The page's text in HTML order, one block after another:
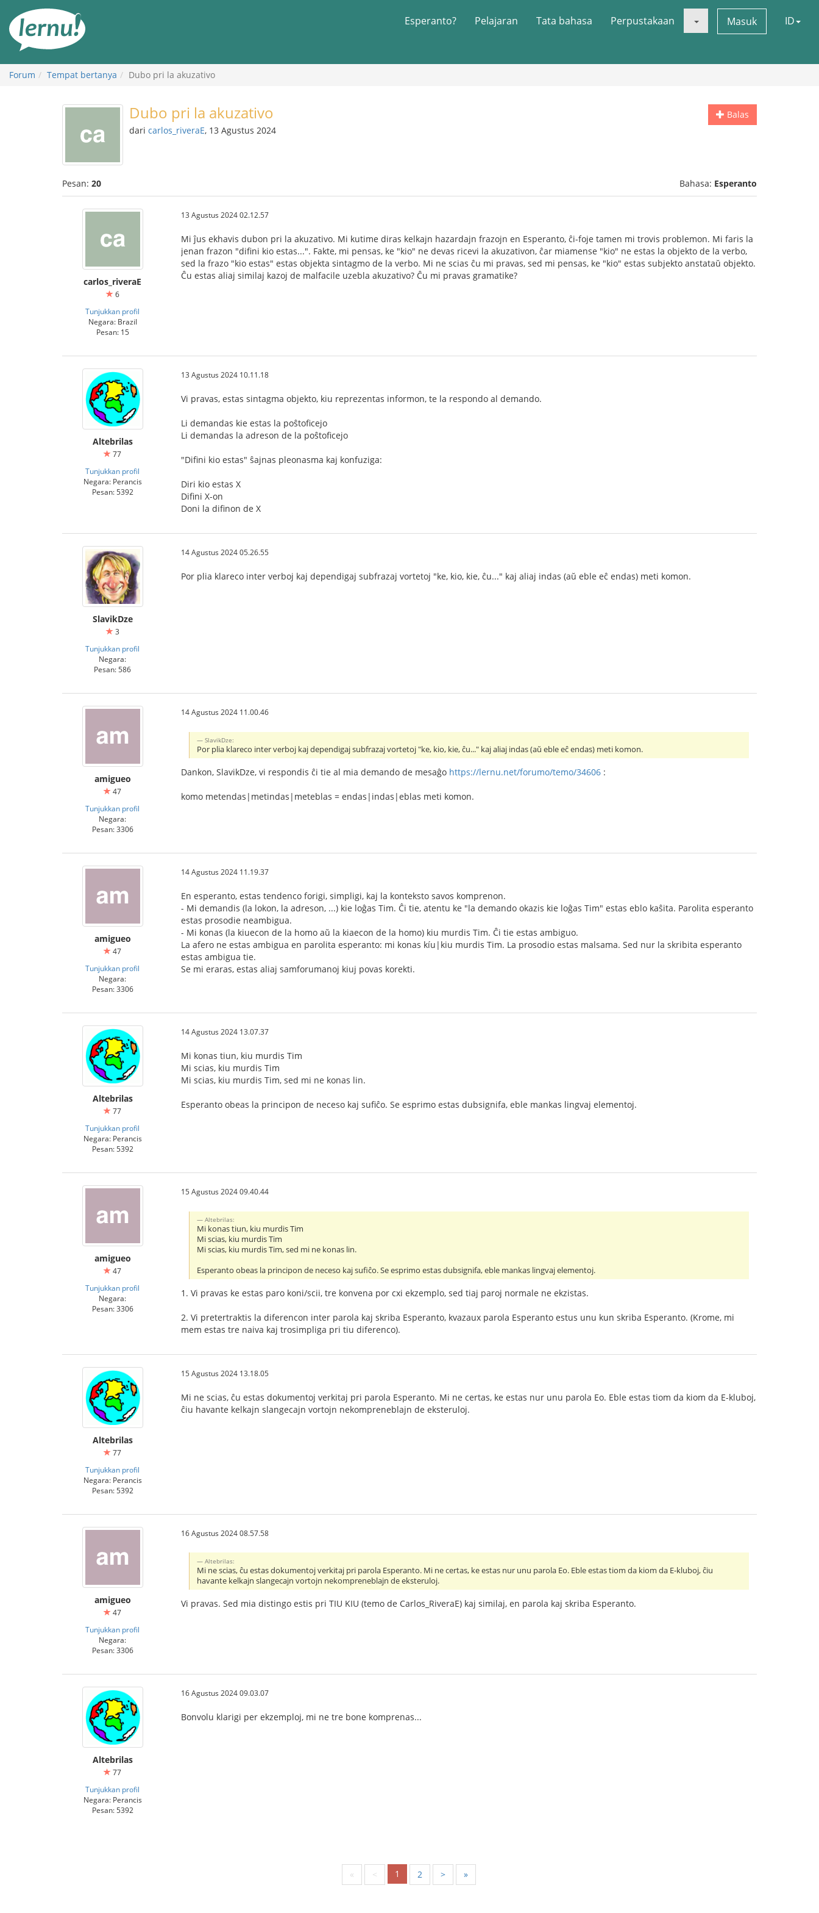
daftar
Esperanto? Pelajaran Tata bahasa Perpustakaan Masuk ID
Forum Tempat bertanya Dubo pri la akuzativo
Balas
Dubo pri la akuzativo
dari carlos_riveraE, 13 Agustus 2024
Pesan: 20 Bahasa: Esperanto
carlos_riveraE
6
Tunjukkan profil
Negara: Brazil
Pesan: 15
13 Agustus 2024 02.12.57
Mi ĵus ekhavis dubon pri la akuzativo. Mi kutime diras kelkajn hazardajn frazojn en Esperanto, ĉi-foje tamen mi trovis problemon. Mi faris la
jenan frazon "difini kio estas...". Fakte, mi pensas, ke "kio" ne devas ricevi la akuzativon, ĉar miamense "kio" ne estas la objekto de la verbo,
sed la frazo "kio estas" estas objekta sintagmo de la verbo. Mi ne scias ĉu mi pravas, sed mi pensas, ke "kio" estas subjekto anstataŭ objekto.
Ĉu estas aliaj similaj kazoj de malfacile uzebla akuzativo? Ĉu mi pravas gramatike?
Altebrilas
77
Tunjukkan profil
Negara: Perancis
Pesan: 5392
13 Agustus 2024 10.11.18
Vi pravas, estas sintagma objekto, kiu reprezentas informon, te la respondo al demando.
Li demandas kie estas la poŝtoficejo
Li demandas la adreson de la poŝtoficejo
"Difini kio estas" ŝajnas pleonasma kaj konfuziga:
Diri kio estas X
Difini X-on
Doni la difinon de X
SlavikDze
3
Tunjukkan profil
Negara:
Pesan: 586
14 Agustus 2024 05.26.55
Por plia klareco inter verboj kaj dependigaj subfrazaj vortetoj "ke, kio, kie, ĉu..." kaj aliaj indas (aŭ eble eĉ endas) meti komon.
amigueo
47
Tunjukkan profil
Negara:
Pesan: 3306
14 Agustus 2024 11.00.46
SlavikDze:
Por plia klareco inter verboj kaj dependigaj subfrazaj vortetoj "ke, kio, kie, ĉu..." kaj aliaj indas (aŭ eble eĉ endas) meti komon.
Dankon, SlavikDze, vi respondis ĉi tie al mia demando de mesaĝo https://lernu.net/forumo/temo/34606 :
komo metendas|metindas|meteblas = endas|indas|eblas meti komon.
amigueo
47
Tunjukkan profil
Negara:
Pesan: 3306
14 Agustus 2024 11.19.37
En esperanto, estas tendenco forigi, simpligi, kaj la konteksto savos komprenon.
- Mi demandis (la lokon, la adreson, ...) kie loĝas Tim. Ĉi tie, atentu ke "la demando okazis kie loĝas Tim" estas eblo kaŝita. Parolita esperanto
estas prosodie neambigua.
- Mi konas (la kiuecon de la homo aŭ la kiaecon de la homo) kiu murdis Tim. Ĉi tie estas ambiguo.
La afero ne estas ambigua en parolita esperanto: mi konas kíu|kiu murdis Tim. La prosodio estas malsama. Sed nur la skribita esperanto
estas ambigua tie.
Se mi eraras, estas aliaj samforumanoj kiuj povas korekti.
Altebrilas
77
Tunjukkan profil
Negara: Perancis
Pesan: 5392
14 Agustus 2024 13.07.37
Mi konas tiun, kiu murdis Tim
Mi scias, kiu murdis Tim
Mi scias, kiu murdis Tim, sed mi ne konas lin.
Esperanto obeas la principon de neceso kaj sufiĉo. Se esprimo estas dubsignifa, eble mankas lingvaj elementoj.
amigueo
47
Tunjukkan profil
Negara:
Pesan: 3306
15 Agustus 2024 09.40.44
Altebrilas:
Mi konas tiun, kiu murdis Tim
Mi scias, kiu murdis Tim
Mi scias, kiu murdis Tim, sed mi ne konas lin.
Esperanto obeas la principon de neceso kaj sufiĉo. Se esprimo estas dubsignifa, eble mankas lingvaj elementoj.
1. Vi pravas ke estas paro koni/scii, tre konvena por cxi ekzemplo, sed tiaj paroj normale ne ekzistas.
2. Vi pretertraktis la diferencon inter parola kaj skriba Esperanto, kvazaux parola Esperanto estus unu kun skriba Esperanto. (Krome, mi
mem estas tre naiva kaj trosimpliga pri tiu diferenco).
Altebrilas
77
Tunjukkan profil
Negara: Perancis
Pesan: 5392
15 Agustus 2024 13.18.05
Mi ne scias, ĉu estas dokumentoj verkitaj pri parola Esperanto. Mi ne certas, ke estas nur unu parola Eo. Eble estas tiom da kiom da E-kluboj,
ĉiu havante kelkajn slangecajn vortojn nekompreneblajn de eksteruloj.
amigueo
47
Tunjukkan profil
Negara:
Pesan: 3306
16 Agustus 2024 08.57.58
Altebrilas:
Mi ne scias, ĉu estas dokumentoj verkitaj pri parola Esperanto. Mi ne certas, ke estas nur unu parola Eo. Eble estas tiom da kiom da E-kluboj, ĉiu
havante kelkajn slangecajn vortojn nekompreneblajn de eksteruloj.
Vi pravas. Sed mia distingo estis pri TIU KIU (temo de Carlos_RiveraE) kaj similaj, en parola kaj skriba Esperanto.
Altebrilas
77
Tunjukkan profil
Negara: Perancis
Pesan: 5392
16 Agustus 2024 09.03.07
Bonvolu klarigi per ekzemploj, mi ne tre bone komprenas...
« < 1 2 > »